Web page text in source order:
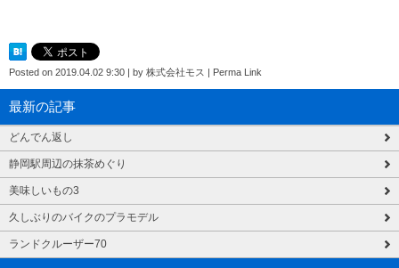
Posted on 2019.04.02 9:30 | by 株式会社モス | Perma Link
最新の記事
どんでん返し
静岡駅周辺の抹茶めぐり
美味しいもの3
久しぶりのバイクのプラモデル
ランドクルーザー70